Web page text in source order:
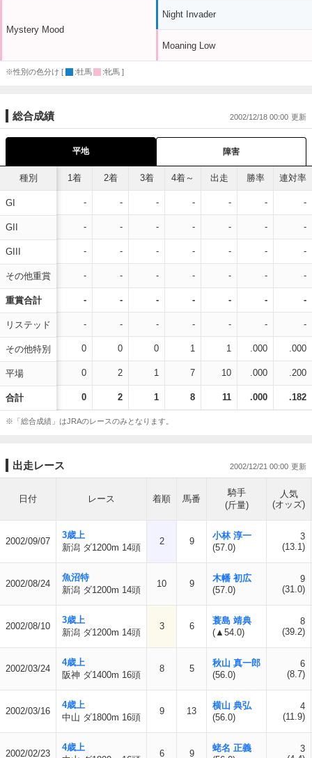
Mystery Mood
Night Invader
Moaning Low
※性別の色分け [ :牡馬 :牝馬 ]
総合成績 2002/12/18 00:00
平地 障害
種別
GI
GII
GIII
その他重賞
重賞合計
リステッド
その他特別
平場
合計
1着 2着 3着 4着～ 出走 勝率 連対率
- - - - - - -
- - - - - - -
- - - - - - -
- - - - - - -
- - - - - - -
- - - - - - -
0 0 0 1 1 .000 .000
0 2 1 7 10 .000 .200
0 2 1 8 11 .000 .182
※「総合成績」はJRAのレースのみとなります。
出走レース 2002/12/21 00:00
日付 レース 着順 馬番
騎手
(斤量)
人気
(オッズ)
2002/09/07
3歳上
新潟 ダ1200m 14頭
2 9
小林 淳一
(57.0)
3
(13.1)
2002/08/24
魚沼特
新潟 ダ1200m 14頭
10 9
木幡 初広
(57.0)
9
(31.0)
2002/08/10
3歳上
新潟 ダ1200m 14頭
3 6
蓑島 靖典
(▲54.0)
8
(39.2)
2002/03/24
4歳上
阪神 ダ1400m 16頭
8 5
秋山 真一郎
(56.0)
6
(8.7)
2002/03/16
4歳上
中山 ダ1800m 16頭
9 13
横山 典弘
(56.0)
4
(11.9)
2002/02/23
4歳上
6 9
蛯名 正義
3